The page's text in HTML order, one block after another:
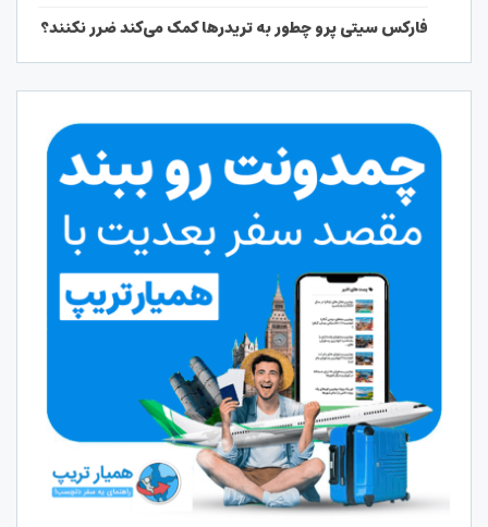
فارکس سیتی پرو چطور به تریدرها کمک می‌کند ضرر نکنند؟